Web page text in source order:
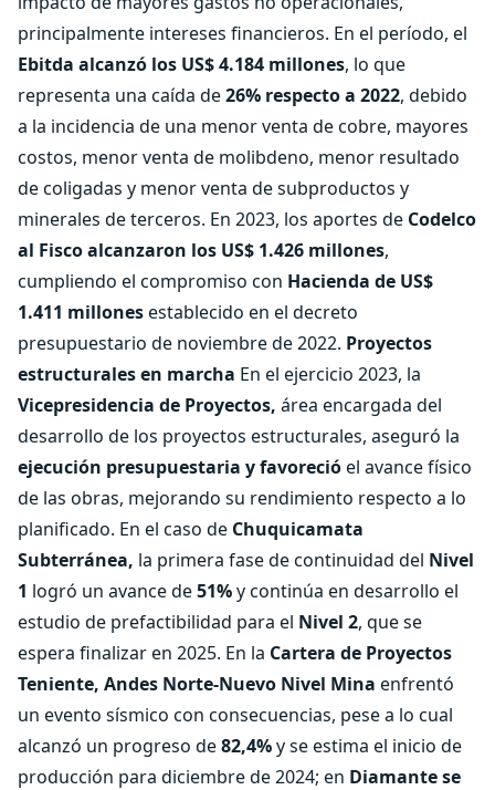
principalmente intereses financieros. En el período, el
Ebitda alcanzó los US$ 4.184 millones, lo que
representa una caída de26% respecto a 2022, debido
a la incidencia de una menor venta de cobre, mayores
costos, menor venta de molibdeno, menor resultado
de coligadas y menor venta de subproductos y
minerales de terceros. En 2023, los aportes de Codelco
al Fisco alcanzaron los US$ 1.426 millones,
cumpliendo el compromiso con Hacienda de US$
1.411 millonesestablecido en el decreto
presupuestario de noviembre de 2022. Proyectos
estructurales en marcha En el ejercicio 2023, la
Vicepresidencia de Proyectos, área encargada del
desarrollo de los proyectos estructurales, aseguró la
ejecución presupuestaria y favorecióel avance físico
de las obras, mejorando su rendimiento respecto a lo
planificado. En el caso de Chuquicamata
Subterránea, la primera fase de continuidad del Nivel
1 logró un avance de51%y continúa en desarrollo el
estudio de prefactibilidad para el Nivel 2, que se
espera finalizar en 2025. En la Cartera de Proyectos
Teniente, Andes Norte-Nuevo Nivel Mina enfrentó
un evento sísmico con consecuencias, pese a lo cual
alcanzó un progreso de82,4%y se estima el inicio de
producción para diciembre de 2024; en Diamante se